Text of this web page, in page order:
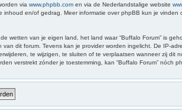
via www.phpbb.com en via de Nederlandstalige website
en/of gedrag. Meer informatie over phpBB kun je vinden
wetten van je eigen land, het land waar “Buffalo Forum” is
dit forum. Tevens kan je provider worden ingelicht. De IP-
te wijzigen, te sluiten of te verplaatsen wanneer zij dit
verstrekt zónder je toestemming, kan “Buffalo Forum” nóch